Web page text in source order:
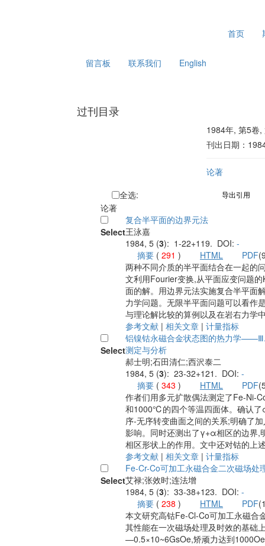
首页
留言板 联系我们 English
过刊目录
1984年, 第5卷,
刊出日期：
论著
全选: 导出引用
论著
Select
复合半平面的边界元法
王泳嘉
1984, 5 (3): 1-22+119. DOI: -
摘要 ( 291 ) HTML PDF
两种不同介质的半平面结合在一起的
文利用Fourier变换,从平面应变问题
面的解。用边界元法实施复合半平面
力学问题。无限半平面问题可以看作
与理论解比较的算例以及在岩右力学
参考文献 | 相关文章 | 计量指标
Select
铝镍钴永磁合金状态图的热力学
测定与分析
郝士明;石田清仁;西沢泰二
1984, 5 (3): 23-32+121. DOI: -
摘要 ( 343 ) HTML PDF
作者们用多元扩散偶法测定了Fe-Ni-
和1000℃的四个等温四面体。确认了
序-无序转变曲面之间的关系;明确了
影响。同时还测出了γ+α相区的边界
相区形状上的作用。文中还对钴的上
参考文献 | 相关文章 | 计量指标
Select
Fe-Cr-Co可加工永磁合金二次磁场处
艾禄;张效时;连法增
1984, 5 (3): 33-38+123. DOI: -
摘要 ( 238 ) HTML PDF
本文研究高钴Fe-Cl-Co可加工永磁合
其性能在一次磁场处理及时效的基础
—0.5×10~6GsOe,矫顽力达到